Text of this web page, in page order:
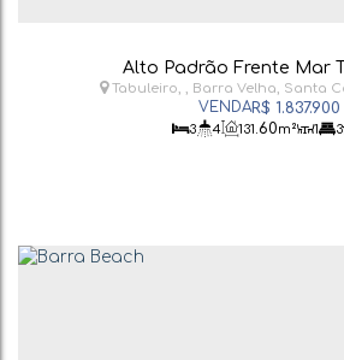
Alto Padrão Frente Mar
R$ 1.837.900
Tabuleiro , Barra Velha, Santa
3 4 131 .60m² 1 3